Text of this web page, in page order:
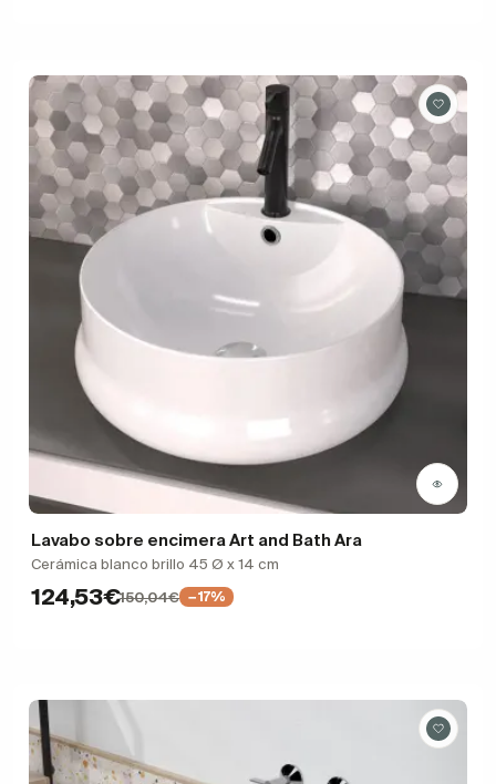
Lavabo sobre encimera Art and Bath Ara
Cerámica blanco brillo 45 Ø x 14 cm
124,53€150,04€ −17%